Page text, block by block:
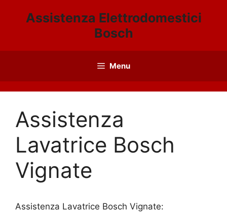
Assistenza Elettrodomestici
Bosch
Menu
Assistenza
Lavatrice Bosch
Vignate
Assistenza Lavatrice Bosch Vignate: